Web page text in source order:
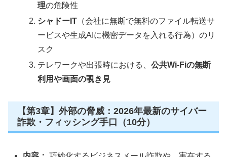
理の危険性
シャドーIT （会社に無断で無料のファイル転送サ
ービスや生成AIに機密データを入れる行為）のリ
スク
テレワークや出張時における、公共Wi-Fiの無断
利用や画面の覗き見
【第3章】外部の脅威：2026年最新のサイバー
詐欺・フィッシング手口（10分）